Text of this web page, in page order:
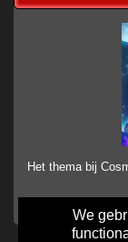
We
Het thema bij